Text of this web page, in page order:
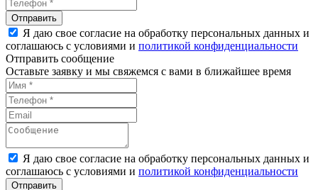
Я даю свое согласие на обработку персональных данных и
соглашаюсь с условиями и политикой конфиденциальности
Отправить сообщение
Оставьте заявку и мы свяжемся с вами в ближайшее время
Я даю свое согласие на обработку персональных данных и
соглашаюсь с условиями и политикой конфиденциальности